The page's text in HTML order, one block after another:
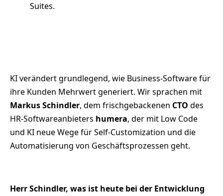
Suites.
KI verändert grundlegend, wie Business-Software für
ihre Kunden Mehrwert generiert. Wir sprachen mit
Markus Schindler, dem frischgebackenen CTO des
HR-Softwareanbieters humera, der mit Low Code
und KI neue Wege für Self-Customization und die
Automatisierung von Geschäftsprozessen geht.
Herr Schindler, was ist heute bei der Entwicklung